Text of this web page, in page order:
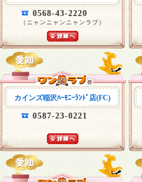
0568-43-2220
（ニャンニャンニャンラブ）
カインズ稲沢ﾊｰﾓﾆｰﾗﾝﾄﾞ店(FC)
0587-23-0221